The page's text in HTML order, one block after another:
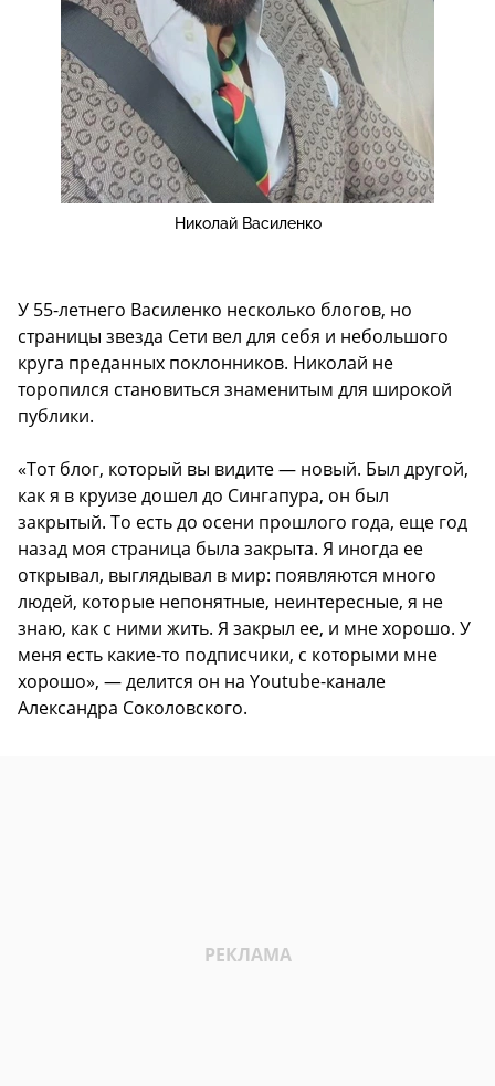
Николай Василенко
У 55-летнего Василенко несколько блогов, но
страницы звезда Сети вел для себя и небольшого
круга преданных поклонников. Николай не
торопился становиться знаменитым для широкой
публики.
«Тот блог, который вы видите — новый. Был другой,
как я в круизе дошел до Сингапура, он был
закрытый. То есть до осени прошлого года, еще год
назад моя страница была закрыта. Я иногда ее
открывал, выглядывал в мир: появляются много
людей, которые непонятные, неинтересные, я не
знаю, как с ними жить. Я закрыл ее, и мне хорошо. У
меня есть какие-то подписчики, с которыми мне
хорошо», — делится он на Youtube-канале
Александра Соколовского.